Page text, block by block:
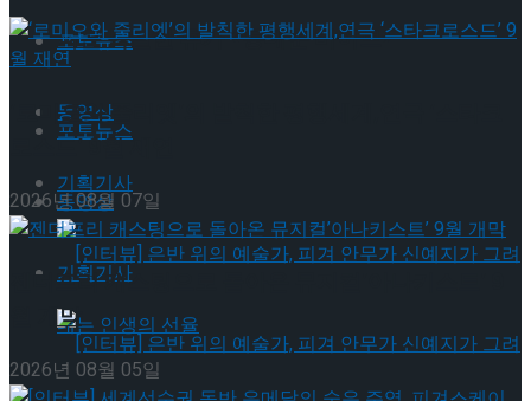
포토뉴스
동영상
기획기사
나는 특별한 휴가 <동대문 바이브>
포토뉴스
동영상
기획기사
‘로미오와 줄리엣’의 발칙한 평행세계,연극 ‘스타크
로스드’ 9월 재연
2026년 08월 07일
젠더프리 캐스팅으로 돌아온 뮤지컬’아나키스트’ 9
월 개막
2026년 08월 05일